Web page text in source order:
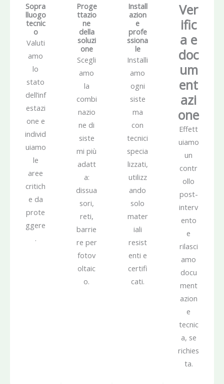
Sopra
lluogo
tecnic
o
Valuti
amo
lo
stato
dell’inf
estazi
one e
individ
uiamo
le
aree
critich
e da
prote
ggere
.
Proge
ttazio
ne
della
soluzi
one
Scegli
amo
la
combi
nazio
ne di
siste
mi più
adatt
a:
dissua
sori,
reti,
barrie
re per
fotov
oltaic
o.
Install
azion
e
profe
ssiona
le
Installi
amo
ogni
siste
ma
con
tecnici
specia
lizzati,
utilizz
ando
solo
mater
iali
resist
enti e
certifi
cati.
Ver
ific
a e
doc
um
ent
azi
one
Effett
uiamo
un
contr
ollo
post-
interv
ento
e
rilasci
amo
docu
ment
azion
e
tecnic
a, se
richies
ta.